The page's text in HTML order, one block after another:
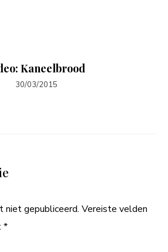
Kaneelbrood
30/03/2015
niet gepubliceerd. Vereiste velden
*